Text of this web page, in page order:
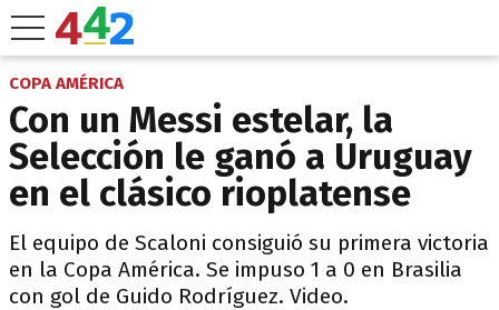
COPA AMÉRICA
Con un Messi estelar, la
Selección le ganó a Uruguay
en el clásico rioplatense
El equipo de Scaloni consiguió su primera victoria
en la Copa América. Se impuso 1 a 0 en Brasilia
con gol de Guido Rodríguez. Video.